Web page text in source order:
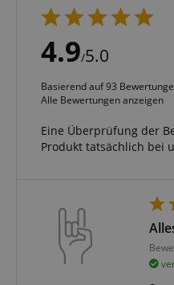
4.9/5.0
Basierend auf 93
Alle Bewertungen anzeigen
Eine Überprüfung der
Produkt tatsächlich bei